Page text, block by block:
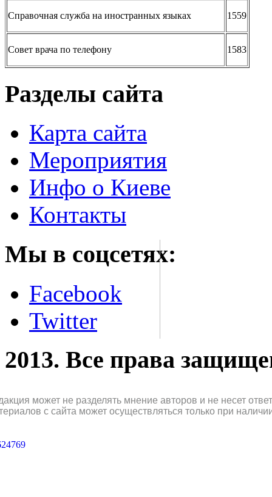
Справочная служба на иностранных языках 1559
Совет врача по телефону 1583
Разделы сайта
Карта сайта
Мероприятия
Инфо о Киеве
Контакты
Мы в соцсетях:
Facebook
Twitter
2013. Все права
может не разделять мнение авторов и не несет
с сайта может осуществляться только при